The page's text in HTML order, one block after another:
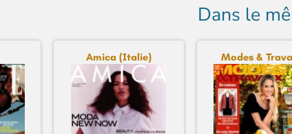
Dans le
Amica (Italie) Modes &